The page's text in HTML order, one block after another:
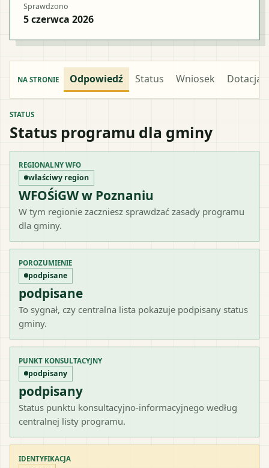
Sprawdzono
5 czerwca 2026
NA STRONIE Odpowiedź Status Wniosek Dotacja
STATUS
Status programu dla gminy
REGIONALNY WFO
właściwy region
WFOŚiGW w Poznaniu
W tym regionie zaczniesz sprawdzać zasady programu
dla gminy.
POROZUMIENIE
podpisane
podpisane
To sygnał, czy centralna lista pokazuje podpisany status
gminy.
PUNKT KONSULTACYJNY
podpisany
podpisany
Status punktu konsultacyjno-informacyjnego według
centralnej listy programu.
IDENTYFIKACJA